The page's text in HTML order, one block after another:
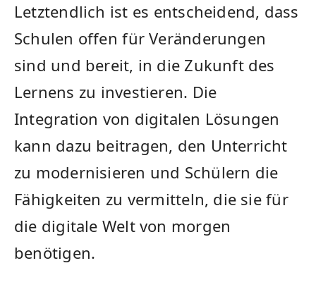
Letztendlich ist ⁤es ‌entscheidend, dass
Schulen offen⁣ für Veränderungen
sind und bereit, in die Zukunft​ des
Lernens zu ⁢investieren. Die
Integration ‍von digitalen Lösungen
kann​ dazu beitragen, den Unterricht
zu modernisieren und Schülern die
⁣Fähigkeiten ⁣zu vermitteln, die sie ‌für
die digitale Welt ‍von morgen
benötigen.